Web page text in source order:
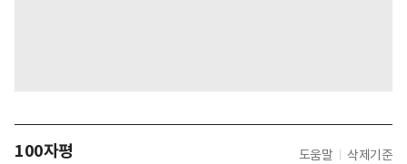
100자평 도움말 삭제기준